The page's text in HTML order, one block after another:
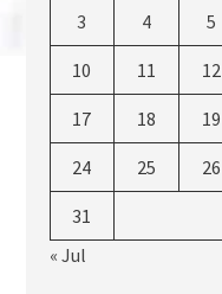
3 4 5
10 11 12
17 18 19
24 25 26
31
« Jul